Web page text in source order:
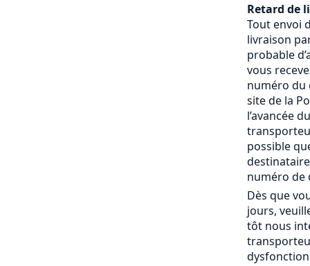
Retard de
Tout envoi
livraison
probable
vous
numéro du
site de la
l’avancée
possible
numéro de
Dès que
jours,
tôt nous